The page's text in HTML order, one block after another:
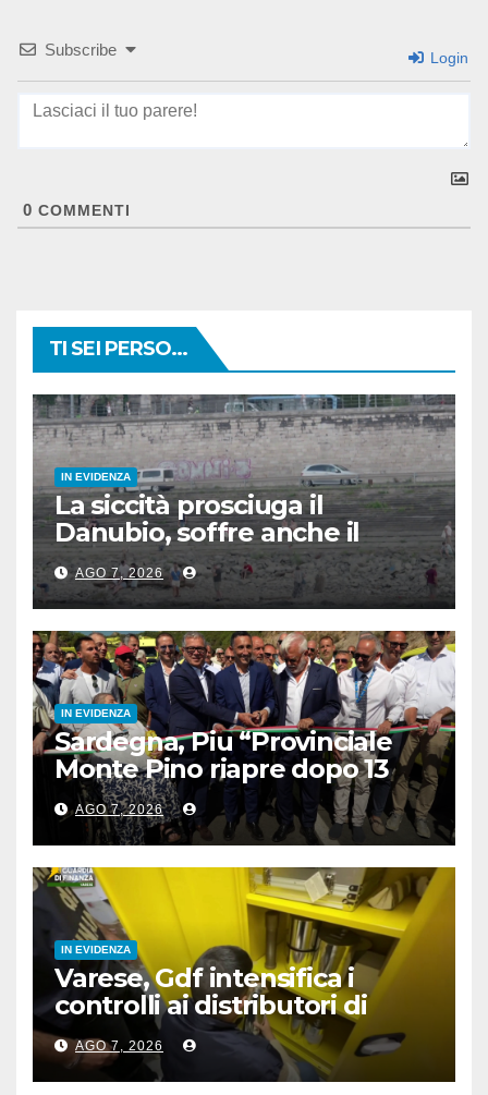
Subscribe Login
0 COMMENTI
TI SEI PERSO...
IN EVIDENZA
La siccità prosciuga il
Danubio, soffre anche il
turismo
AGO 7, 2026
IN EVIDENZA
Sardegna, Piu “Provinciale
Monte Pino riapre dopo 13
anni, opera fondamentale”
AGO 7, 2026
IN EVIDENZA
Varese, Gdf intensifica i
controlli ai distributori di
carburante, 6 multati
AGO 7, 2026